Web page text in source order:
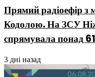
Прямий радіоефір з
Кодолою. На ЗСУ
спрямувала понад
3 дні назад